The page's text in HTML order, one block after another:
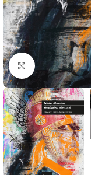
Click to enlarge